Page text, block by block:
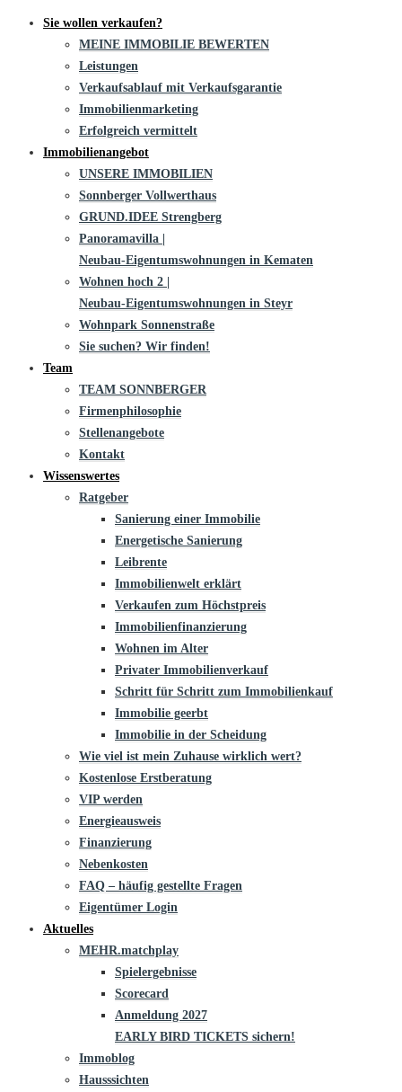
Sie wollen verkaufen?
MEINE IMMOBILIE BEWERTEN
Leistungen
Verkaufsablauf mit Verkaufsgarantie
Immobilienmarketing
Erfolgreich vermittelt
Immobilienangebot
UNSERE IMMOBILIEN
Sonnberger Vollwerthaus
GRUND.IDEE Strengberg
Panoramavilla |
Neubau-Eigentums­­wohnungen in Kematen
Wohnen hoch 2 |
Neubau-Eigentumswohnungen in Steyr
Wohnpark Sonnenstraße
Sie suchen? Wir finden!
Team
TEAM SONNBERGER
Firmenphilosophie
Stellenangebote
Kontakt
Wissenswertes
Ratgeber
Sanierung einer Immobilie
Energetische Sanierung
Leibrente
Immobilienwelt erklärt
Verkaufen zum Höchstpreis
Immobilienfinanzierung
Wohnen im Alter
Privater Immobilienverkauf
Schritt für Schritt zum Immobilienkauf
Immobilie geerbt
Immobilie in der Scheidung
Wie viel ist mein Zuhause wirklich wert?
Kostenlose Erstberatung
VIP werden
Energieausweis
Finanzierung
Nebenkosten
FAQ – häufig gestellte Fragen
Eigentümer Login
Aktuelles
MEHR.matchplay
Spielergebnisse
Scorecard
Anmeldung 2027
EARLY BIRD TICKETS sichern!
Immoblog
Hausssichten